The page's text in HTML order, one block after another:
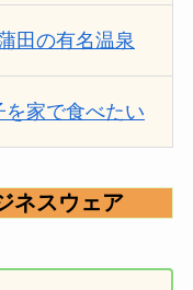
田の有名温泉
家で食べたい
ネスウェア